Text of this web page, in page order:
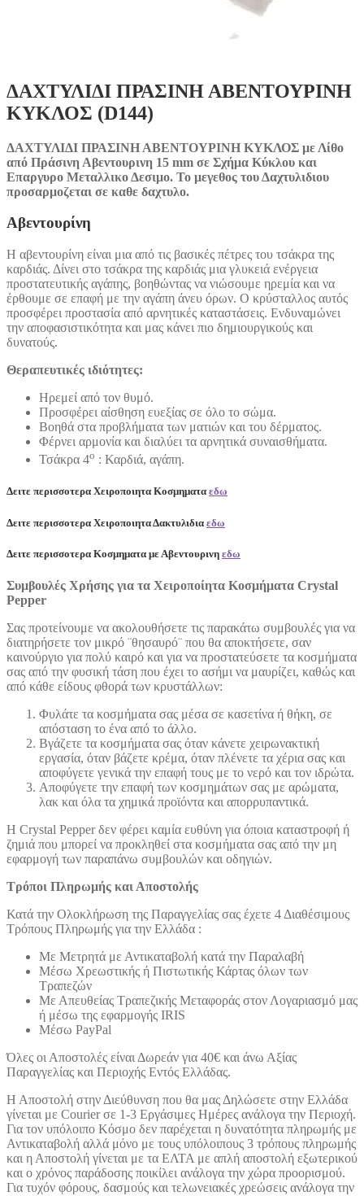
ΔΑΧΤΥΛΙΔΙ ΠΡΑΣΙΝΗ ΑΒΕΝΤΟΥΡΙΝΗ
ΚΥΚΛΟΣ (D144)
ΔΑΧΤΥΛΙΔΙ ΠΡΑΣΙΝΗ ΑΒΕΝΤΟΥΡΙΝΗ ΚΥΚΛΟΣ με Λίθο
από Πράσινη Αβεντουρινη 15 mm σε Σχήμα Κύκλου και
Επαργυρο Μεταλλικο Δεσιμο. Το μεγεθος του Δαχτυλιδιου
προσαρμοζεται σε καθε δαχτυλο.
Αβεντουρίνη
Η αβεντουρίνη είναι μια από τις βασικές πέτρες του τσάκρα της
καρδιάς. Δίνει στο τσάκρα της καρδιάς μια γλυκειά ενέργεια
προστατευτικής αγάπης, βοηθώντας να νιώσουμε ηρεμία και να
έρθουμε σε επαφή με την αγάπη άνευ όρων. Ο κρύσταλλος αυτός
προσφέρει προστασία από αρνητικές καταστάσεις. Ενδυναμώνει
την αποφασιστικότητα και μας κάνει πιο δημιουργικούς και
δυνατούς.
Θεραπευτικές ιδιότητες:
Ηρεμεί από τον θυμό.
Προσφέρει αίσθηση ευεξίας σε όλο το σώμα.
Βοηθά στα προβλήματα των ματιών και του δέρματος.
Φέρνει αρμονία και διαλύει τα αρνητικά συναισθήματα.
Τσάκρα 4ο : Καρδιά, αγάπη.
Δειτε περισσοτερα Χειροποιητα Κοσμηματα εδω
Δειτε περισσοτερα Χειροποιητα Δακτυλιδια εδω
Δειτε περισσοτερα Κοσμηματα με Αβεντουρινη εδω
Συμβουλές Χρήσης για τα Χειροποίητα Κοσμήματα Crystal
Pepper
Σας προτείνουμε να ακολουθήσετε τις παρακάτω συμβουλές για να
διατηρήσετε τον μικρό ¨θησαυρό¨ που θα αποκτήσετε, σαν
καινούργιο για πολύ καιρό και για να προστατεύσετε τα κοσμήματα
σας από την φυσική τάση που έχει το ασήμι να μαυρίζει, καθώς και
από κάθε είδους φθορά των κρυστάλλων:
Φυλάτε τα κοσμήματα σας μέσα σε κασετίνα ή θήκη, σε
απόσταση το ένα από το άλλο.
Βγάζετε τα κοσμήματα σας όταν κάνετε χειρωνακτική
εργασία, όταν βάζετε κρέμα, όταν πλένετε τα χέρια σας και
αποφύγετε γενικά την επαφή τους με το νερό και τον ιδρώτα.
Αποφύγετε την επαφή των κοσμημάτων σας με αρώματα,
λακ και όλα τα χημικά προϊόντα και απορρυπαντικά.
Η Crystal Pepper δεν φέρει καμία ευθύνη για όποια καταστροφή ή
ζημιά που μπορεί να προκληθεί στα κοσμήματα σας από την μη
εφαρμογή των παραπάνω συμβουλών και οδηγιών.
Τρόποι Πληρωμής και Αποστολής
Κατά την Ολοκλήρωση της Παραγγελίας σας έχετε 4 Διαθέσιμους
Τρόπους Πληρωμής για την Ελλάδα :
Με Μετρητά με Αντικαταβολή κατά την Παραλαβή
Μέσω Χρεωστικής ή Πιστωτικής Κάρτας όλων των
Τραπεζών
Με Απευθείας Τραπεζικής Μεταφοράς στον Λογαριασμό μας
ή μέσω της εφαρμογής IRIS
Μέσω PayPal
Όλες οι Αποστολές είναι Δωρεάν για 40€ και άνω Αξίας
Παραγγελίας και Περιοχής Εντός Ελλάδας.
Η Αποστολή στην Διεύθυνση που θα μας Δηλώσετε στην Ελλάδα
γίνεται με Courier σε 1-3 Εργάσιμες Ημέρες ανάλογα την Περιοχή.
Για τον υπόλοιπο Κόσμο δεν παρέχεται η δυνατότητα πληρωμής με
Αντικαταβολή αλλά μόνο με τους υπόλοιπους 3 τρόπους πληρωμής
και η Αποστολή γίνεται με τα ΕΛΤΑ με απλή αποστολή εξωτερικού
και ο χρόνος παράδοσης ποικίλει ανάλογα την χώρα προορισμού.
Για τυχόν φόρους, δασμούς και τελωνειακές χρεώσεις ανάλογα την